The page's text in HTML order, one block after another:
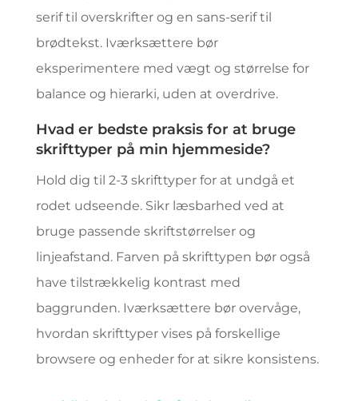
serif til overskrifter og en sans-serif til
brødtekst. Iværksættere bør
eksperimentere med vægt og størrelse for
balance og hierarki, uden at overdrive.
Hvad er bedste praksis for at bruge
skrifttyper på min hjemmeside?
Hold dig til 2-3 skrifttyper for at undgå et
rodet udseende. Sikr læsbarhed ved at
bruge passende skriftstørrelser og
linjeafstand. Farven på skrifttypen bør også
have tilstrækkelig kontrast med
baggrunden. Iværksættere bør overvåge,
hvordan skrifttyper vises på forskellige
browsere og enheder for at sikre konsistens.